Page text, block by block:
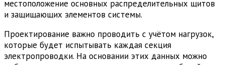
местоположение основных распределительных щитов
и защищающих элементов системы.
Проектирование важно проводить с учётом нагрузок,
которые будет испытывать каждая секция
электропроводки. На основании этих данных можно